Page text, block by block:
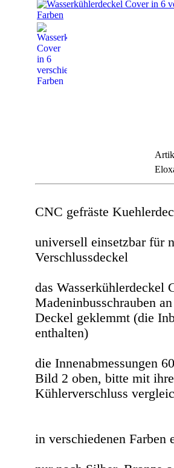
CNC gefräste
universell einsetzbar für
Verschlussdeckel
das Wasserkühlerdeckel
Madeninbusschrauben
Deckel geklemmt (die
enthalten)
die Innenabmessungen
Bild 2 oben, bitte mit
Kühlerverschluss
in verschiedenen Farben